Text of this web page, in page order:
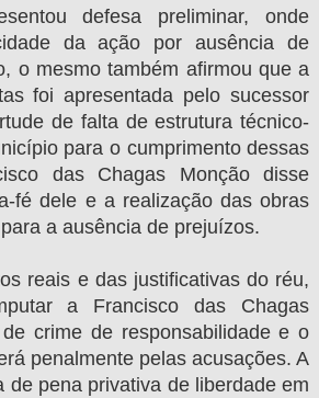
defesa preliminar, onde
da ação por ausência de
o mesmo também afirmou que a
foi apresentada pelo sucessor
de falta de estrutura técnico-
para o cumprimento dessas
das Chagas Monção disse
fé dele e a realização das obras
a ausência de prejuízos.
reais e das justificativas do réu,
a Francisco das Chagas
crime de responsabilidade e o
penalmente pelas acusações. A
de pena privativa de liberdade em